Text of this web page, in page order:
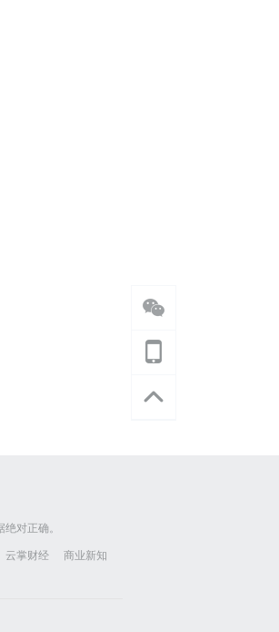
对正确。
云掌财经
商业新知